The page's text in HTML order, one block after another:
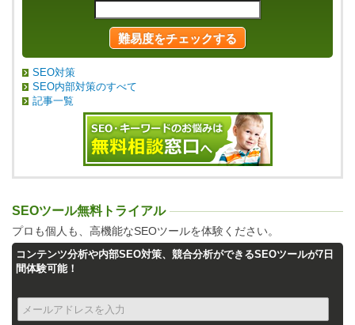
SEO対策
SEO内部対策のすべて
記事一覧
SEOツール無料トライアル
プロも個人も、高機能なSEOツールを体験ください。
コンテンツ分析や内部SEO対策、競合分析ができるSEOツールが7日
間体験可能！